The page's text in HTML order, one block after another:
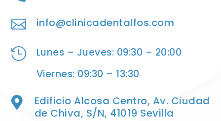
 info@clinicadentalfos.com

Lunes – Jueves: 09:30 – 20:00
Viernes: 09:30 – 13:30

Edificio Alcosa Centro, Av. Ciudad
de Chiva, S/N, 41019 Sevilla